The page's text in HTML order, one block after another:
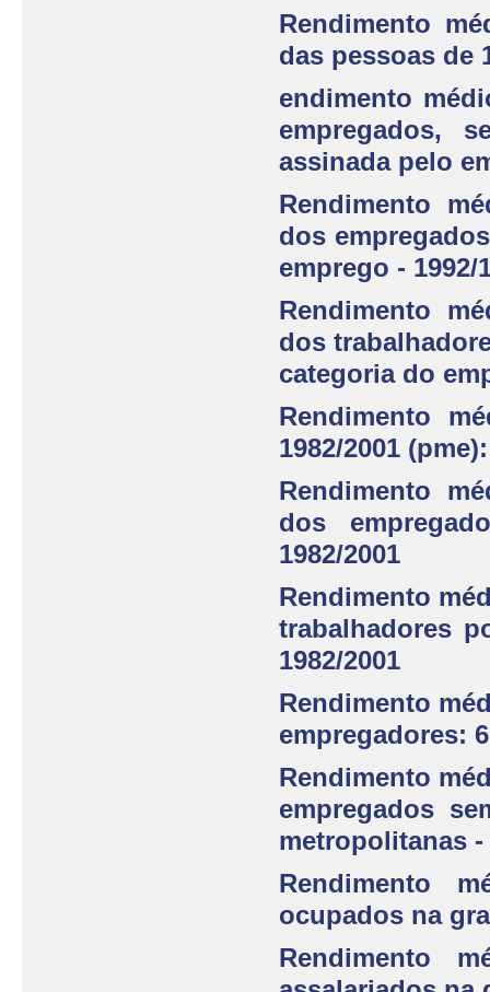
Rendimento
das pessoas de
endimento
empregados,
assinada pelo
Rendimento
dos
emprego - 1992/
Rendimento
dos
categoria do
Rendimento
1982/2001
Rendimento
dos
1982/2001
Rendimento
trabalhadores
1982/2001
Rendimento
empregadores:
Rendimento
empregados
metropolitanas -
Rendimento
ocupados na
Rendimento